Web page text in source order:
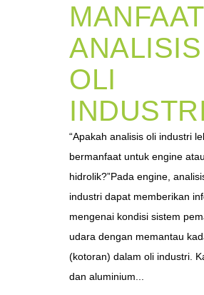
MANFAAT
ANALISIS
OLI
INDUSTRI
“Apakah analisis oli industri
bermanfaat untuk engine
hidrolik?”Pada engine,
industri dapat memberikan
mengenai kondisi sistem
udara dengan memantau
(kotoran) dalam oli industri.
dan aluminium...